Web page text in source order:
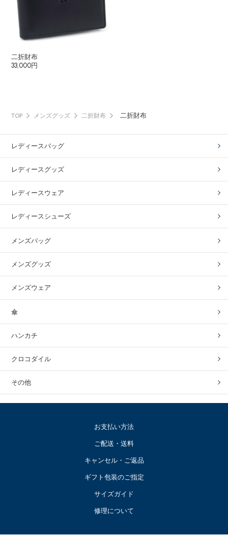
二折財布
33,000円
TOP メンズグッズ 二折財布 二折財布
レディースバッグ
レディースグッズ
レディースウェア
レディースシューズ
メンズバッグ
メンズグッズ
メンズウェア
傘
ハンカチ
クロコダイル
その他
お支払い方法
ご配送・送料
キャンセル・ご返品
ギフト包装のご指定
サイズガイド
修理について